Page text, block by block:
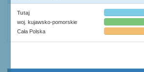
Tutaj
woj. kujawsko-pomorskie
Cała Polska